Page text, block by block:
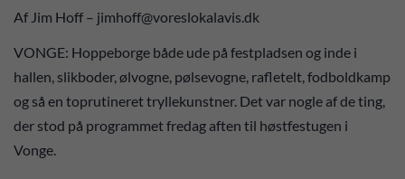
Af Jim Hoff – jimhoff@voreslokalavis.dk
VONGE: Hoppeborge både ude på festpladsen og inde i
hallen, slikboder, ølvogne, pølsevogne, rafletelt, fodboldkamp
og så en toprutineret tryllekunstner. Det var nogle af de ting,
der stod på programmet fredag aften til høstfestugen i
Vonge.